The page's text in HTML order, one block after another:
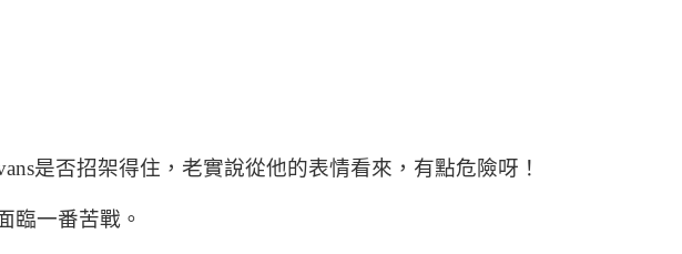
是否招架得住，老實說從他的表情看來，有點危險呀！
臨一番苦戰。